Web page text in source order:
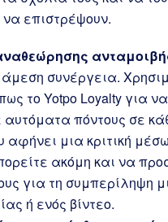
επιστρέψουν.
άμεση συνέργεια.
το Yotpo Loyalty για να
πόντους σε
μια κριτική
ακόμη και να
για τη συμπερίληψη
ή ενός βίντεο.